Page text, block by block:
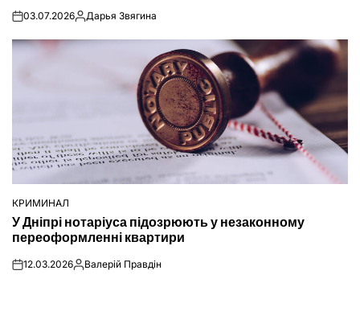
on03.07.2026Опубліковано
Дарья Звягина
ОПУБЛІКУВАТИ
У
КРИМИНАЛ
У Дніпрі нотаріуса підозрюють у незаконному
переоформленні квартири
on12.03.2026Опубліковано
Валерій Правдін